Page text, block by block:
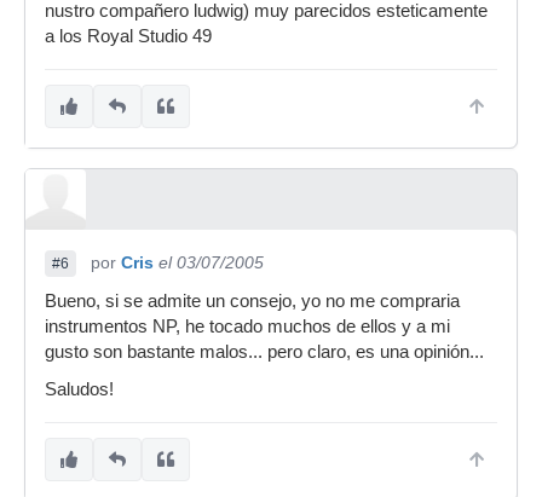
nustro compañero ludwig) muy parecidos esteticamente
a los Royal Studio 49
#6 por Cris el 03/07/2005
Bueno, si se admite un consejo, yo no me compraria
instrumentos NP, he tocado muchos de ellos y a mi
gusto son bastante malos... pero claro, es una opinión...
Saludos!